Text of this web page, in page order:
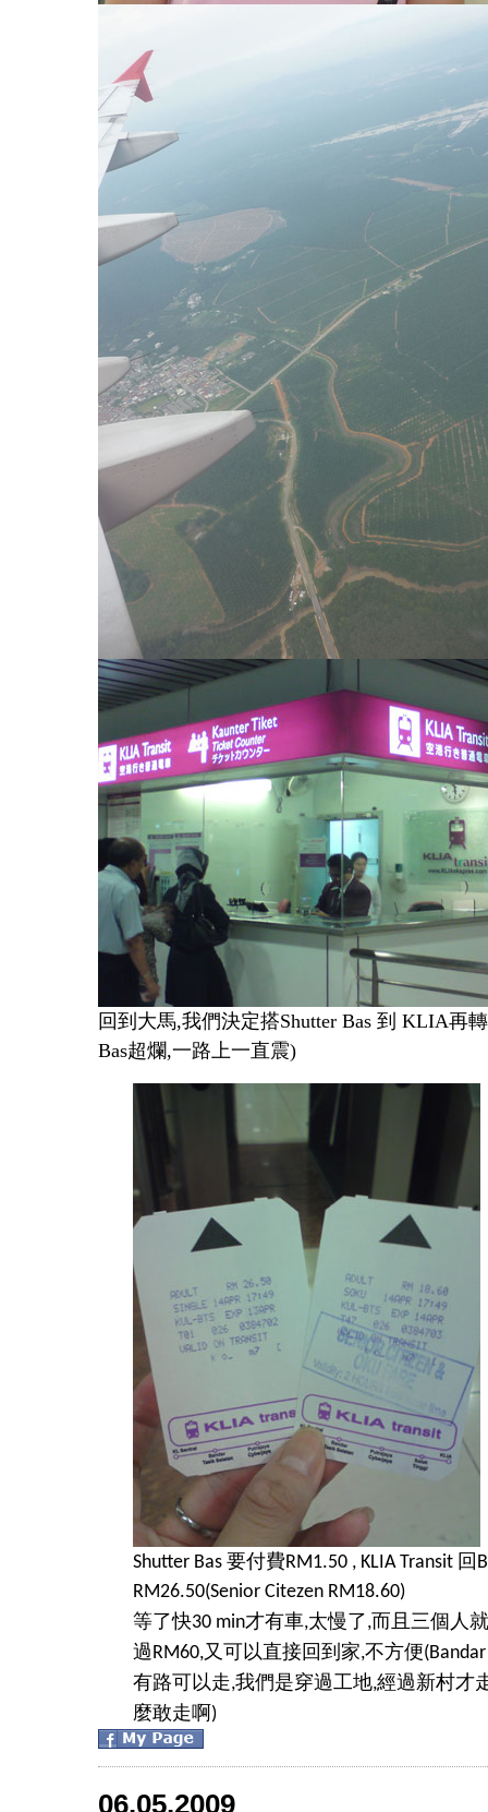
回到大馬,我們決定搭Shutter Bas 到 KLIA再轉
Bas超爛,一路上一直震)
Shutter Bas 要付費RM1.50 , KLIA Transit 回
RM26.50(Senior Citezen RM18.60)
等了快30 min才有車,太慢了,而且三個人
過 RM60,又可以直接回到家,不方便
有路可以走,我們是穿過工地,經過新村才
麼敢走啊 )
06.05.2009